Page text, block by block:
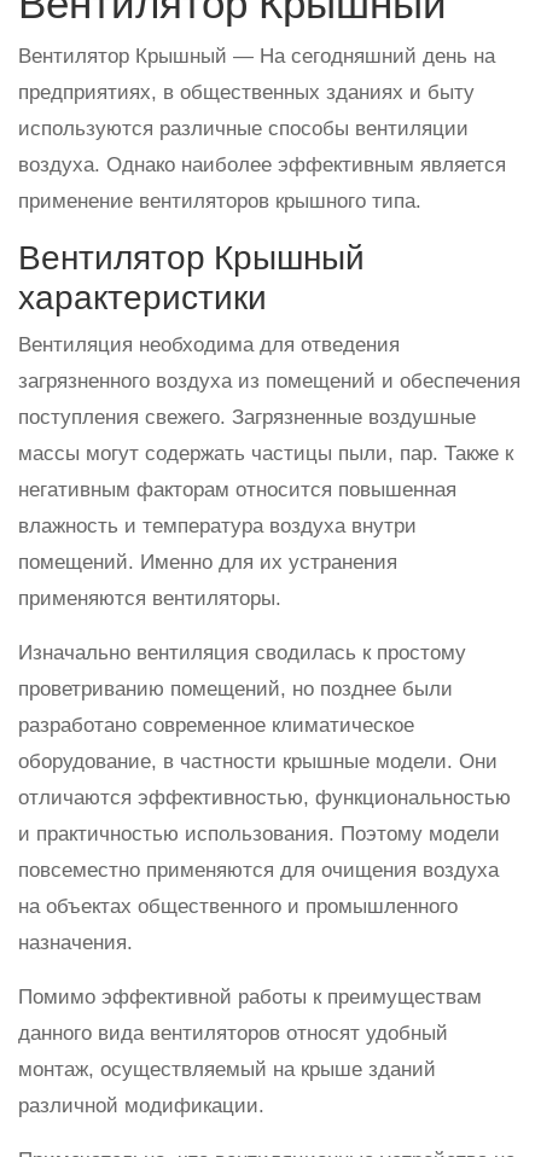
Вентилятор Крышный — На сегодняшний день на
предприятиях, в общественных зданиях и быту
используются различные способы вентиляции
воздуха. Однако наиболее эффективным является
применение вентиляторов крышного типа.
Вентилятор Крышный
характеристики
Вентиляция необходима для отведения
загрязненного воздуха из помещений и обеспечения
поступления свежего. Загрязненные воздушные
массы могут содержать частицы пыли, пар. Также к
негативным факторам относится повышенная
влажность и температура воздуха внутри
помещений. Именно для их устранения
применяются вентиляторы.
Изначально вентиляция сводилась к простому
проветриванию помещений, но позднее были
разработано современное климатическое
оборудование, в частности крышные модели. Они
отличаются эффективностью, функциональностью
и практичностью использования. Поэтому модели
повсеместно применяются для очищения воздуха
на объектах общественного и промышленного
назначения.
Помимо эффективной работы к преимуществам
данного вида вентиляторов относят удобный
монтаж, осуществляемый на крыше зданий
различной модификации.